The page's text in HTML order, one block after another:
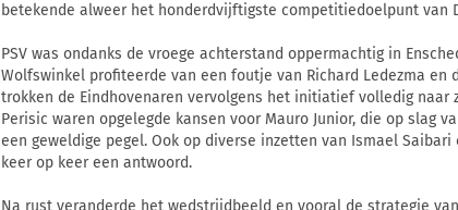
betekende alweer het honderdvijftigste competitiedoelpunt van
PSV was ondanks de vroege achterstand oppermachtig in
Wolfswinkel profiteerde van een foutje van Richard Ledezma en
trokken de Eindhovenaren vervolgens het initiatief volledig naar
Perisic waren opgelegde kansen voor Mauro Junior, die op slag
een geweldige pegel. Ook op diverse inzetten van Ismael Saibari
keer op keer een antwoord.